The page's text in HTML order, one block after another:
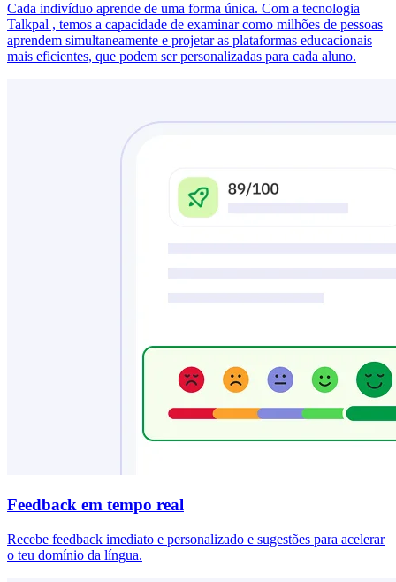
Cada indivíduo aprende de uma forma única. Com a tecnologia
Talkpal , temos a capacidade de examinar como milhões de pessoas
aprendem simultaneamente e projetar as plataformas educacionais
mais eficientes, que podem ser personalizadas para cada aluno.
Feedback em tempo real
Recebe feedback imediato e personalizado e sugestões para acelerar
o teu domínio da língua.